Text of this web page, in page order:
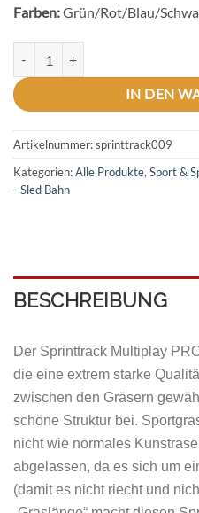
Farben:Grün/Rot/Blau/
IN DEN
Artikelnummer:sprinttrack009
Kategorien:Alle Produkte, Sport &
- Sled Bahn
BESCHREIBUNG
Der Sprinttrack Multiplay
die eine extrem starke
zwischen den Gräsern
schöne Struktur bei.
nicht wie normales
abgelassen, da es sich um
(damit es nicht riecht und